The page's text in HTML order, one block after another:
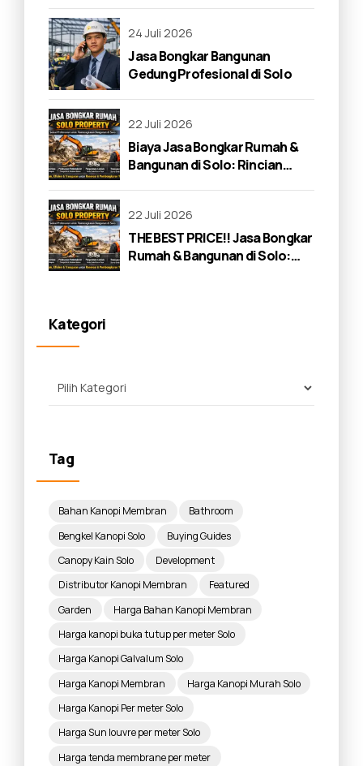
24 Juli 2026
Jasa Bongkar Bangunan
Gedung Profesional di Solo
22 Juli 2026
Biaya Jasa Bongkar Rumah &
Bangunan di Solo: Rincian
22 Juli 2026
THE BEST PRICE!! Jasa Bongkar
Rumah & Bangunan di Solo:
Kategori
Tag
Bahan Kanopi Membran
Bathroom
Bengkel Kanopi Solo
Buying Guides
Canopy Kain Solo
Development
Distributor Kanopi Membran
Featured
Garden
Harga Bahan Kanopi Membran
Harga kanopi buka tutup per meter Solo
Harga Kanopi Galvalum Solo
Harga Kanopi Membran
Harga Kanopi Murah Solo
Harga Kanopi Per meter Solo
Harga Sun louvre per meter Solo
Harga tenda membrane per meter